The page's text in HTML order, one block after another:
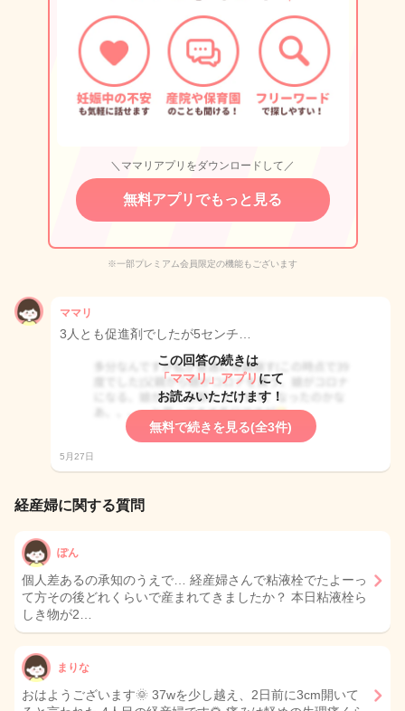
＼ママリアプリをダウンロードして／
無料アプリでもっと見る
※一部プレミアム会員限定の機能もございます
ママリ
3人とも促進剤でしたが5センチ…
この回答の続きは
「ママリ」アプリ にて
お読みいただけます！
無料で続きを見る(全3件)
5月27日
経産婦に関する質問
ぽん
個人差あるの承知のうえで… 経産婦さんで粘液栓でたよーっ
て方その後どれくらいで産まれてきましたか？ 本日粘液栓ら
しき物が2…
まりな
おはようございます🌞 37wを少し越え、2日前に3cm開いて